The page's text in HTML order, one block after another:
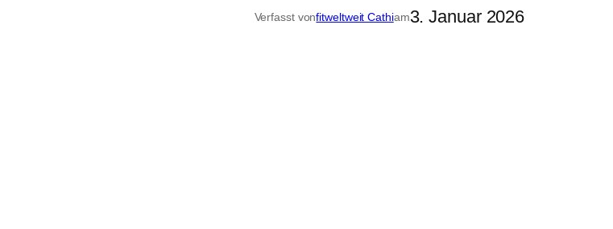
Verfasst vonfitweltweit Cathiam3. Januar 2026